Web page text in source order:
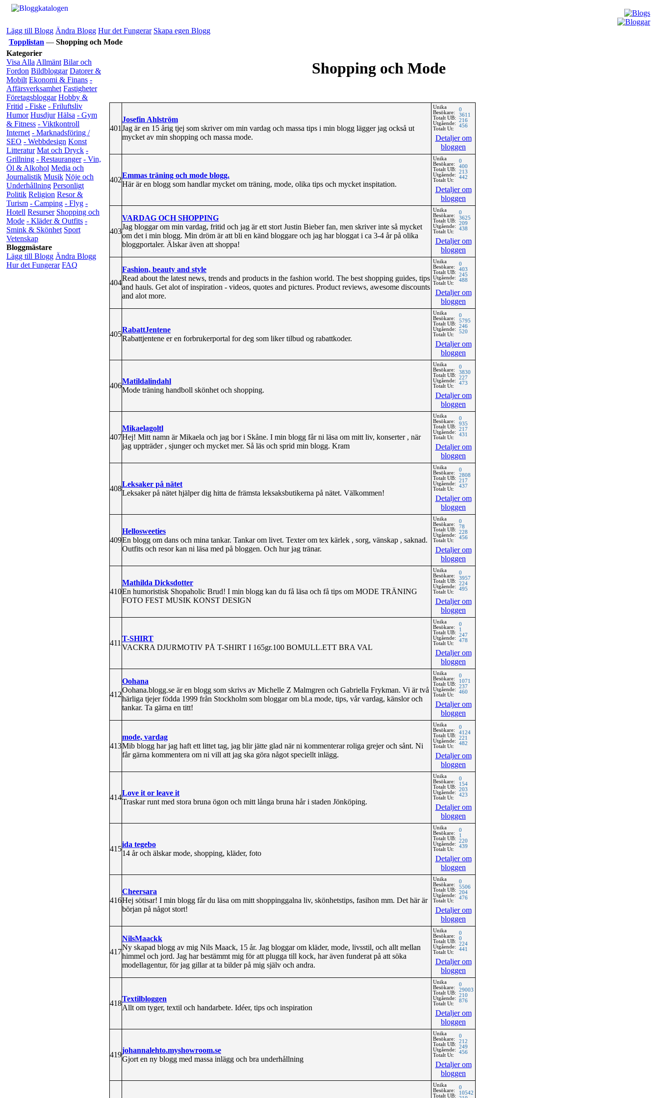
Lägg till Blogg Ändra Blogg Hur det Fungerar Skapa egen Blogg
Topplistan — Shopping och Mode
Kategorier
Visa Alla Allmänt Bilar och
Fordon Bildbloggar Datorer &
Mobilt Ekonomi & Finans -
Affärsverksamhet Fastigheter
Företagsbloggar Hobby &
Fritid - Fiske - Friluftsliv
Humor Husdjur Hälsa - Gym
& Fitness - Viktkontroll
Internet - Marknadsföring /
SEO - Webbdesign Konst
Litteratur Mat och Dryck -
Grillning - Restauranger - Vin,
Öl & Alkohol Media och
Journalistik Musik Nöje och
Underhållning Personligt
Politik Religion Resor &
Turism - Camping - Flyg -
Hotell Resurser Shopping och
Mode - Kläder & Outfits -
Smink & Skönhet Sport
Vetenskap
Bloggmästare
Lägg till Blogg Ändra Blogg
Hur det Fungerar FAQ
Shopping och Mode
401
Josefin Ahlström
Jag är en 15 årig tjej som skriver om min vardag och massa tips i min blogg lägger jag också ut
mycket av min shopping och massa mode.
Unika
Besökare:
Totalt UB:
Utgående:
Totalt Ut:
0
3611
216
456
Detaljer om
bloggen
402
Emmas träning och mode blogg.
Här är en blogg som handlar mycket om träning, mode, olika tips och mycket inspitation.
Unika
Besökare:
Totalt UB:
Utgående:
Totalt Ut:
0
400
213
442
Detaljer om
bloggen
403
VARDAG OCH SHOPPING
Jag bloggar om min vardag, fritid och jag är ett stort Justin Bieber fan, men skriver inte så mycket
om det i min blogg. Min dröm är att bli en känd bloggare och jag har bloggat i ca 3-4 år på olika
bloggportaler. Älskar även att shoppa!
Unika
Besökare:
Totalt UB:
Utgående:
Totalt Ut:
0
3625
209
438
Detaljer om
bloggen
404
Fashion, beauty and style
Read about the latest news, trends and products in the fashion world. The best shopping guides, tips
and hauls. Get alot of inspiration - videos, quotes and pictures. Product reviews, awesome discounts
and alot more.
Unika
Besökare:
Totalt UB:
Utgående:
Totalt Ut:
0
403
245
488
Detaljer om
bloggen
405
RabattJentene
Rabattjentene er en forbrukerportal for deg som liker tilbud og rabattkoder.
Unika
Besökare:
Totalt UB:
Utgående:
Totalt Ut:
0
5795
246
520
Detaljer om
bloggen
406
Matildalindahl
Mode träning handboll skönhet och shopping.
Unika
Besökare:
Totalt UB:
Utgående:
Totalt Ut:
0
3830
227
473
Detaljer om
bloggen
407
Mikaelagoltl
Hej! Mitt namn är Mikaela och jag bor i Skåne. I min blogg får ni läsa om mitt liv, konserter , när
jag uppträder , sjunger och mycket mer. Så läs och sprid min blogg. Kram
Unika
Besökare:
Totalt UB:
Utgående:
Totalt Ut:
0
935
217
431
Detaljer om
bloggen
408
Leksaker på nätet
Leksaker på nätet hjälper dig hitta de främsta leksaksbutikerna på nätet. Välkommen!
Unika
Besökare:
Totalt UB:
Utgående:
Totalt Ut:
0
2808
217
437
Detaljer om
bloggen
409
Hellosweeties
En blogg om dans och mina tankar. Tankar om livet. Texter om tex kärlek , sorg, vänskap , saknad.
Outfits och resor kan ni läsa med på bloggen. Och hur jag tränar.
Unika
Besökare:
Totalt UB:
Utgående:
Totalt Ut:
0
78
228
456
Detaljer om
bloggen
410
Mathilda Dicksdotter
En humoristisk Shopaholic Brud! I min blogg kan du få läsa och få tips om MODE TRÄNING
FOTO FEST MUSIK KONST DESIGN
Unika
Besökare:
Totalt UB:
Utgående:
Totalt Ut:
0
3957
224
495
Detaljer om
bloggen
411
T-SHIRT
VACKRA DJURMOTIV PÅ T-SHIRT I 165gr.100 BOMULL.ETT BRA VAL
Unika
Besökare:
Totalt UB:
Utgående:
Totalt Ut:
0
1
247
478
Detaljer om
bloggen
412
Oohana
Oohana.blogg.se är en blogg som skrivs av Michelle Z Malmgren och Gabriella Frykman. Vi är två
härliga tjejer födda 1999 från Stockholm som bloggar om bl.a mode, tips, vår vardag, känslor och
tankar. Ta gärna en titt!
Unika
Besökare:
Totalt UB:
Utgående:
Totalt Ut:
0
1071
237
460
Detaljer om
bloggen
413
mode, vardag
Mib blogg har jag haft ett littet tag, jag blir jätte glad när ni kommenterar roliga grejer och sånt. Ni
får gärna kommentera om ni vill att jag ska göra något speciellt inlägg.
Unika
Besökare:
Totalt UB:
Utgående:
Totalt Ut:
0
4124
221
482
Detaljer om
bloggen
414
Love it or leave it
Traskar runt med stora bruna ögon och mitt långa bruna hår i staden Jönköping.
Unika
Besökare:
Totalt UB:
Utgående:
Totalt Ut:
0
154
203
423
Detaljer om
bloggen
415
ida tegebo
14 år och älskar mode, shopping, kläder, foto
Unika
Besökare:
Totalt UB:
Utgående:
Totalt Ut:
0
1
220
439
Detaljer om
bloggen
416
Cheersara
Hej sötisar! I min blogg får du läsa om mitt shoppinggalna liv, skönhetstips, fasihon mm. Det här är
början på något stort!
Unika
Besökare:
Totalt UB:
Utgående:
Totalt Ut:
0
5506
204
476
Detaljer om
bloggen
417
NilsMaackk
Ny skapad blogg av mig Nils Maack, 15 år. Jag bloggar om kläder, mode, livsstil, och allt mellan
himmel och jord. Jag har bestämmt mig för att plugga till kock, har även funderat på att söka
modellagentur, för jag gillar at ta bilder på mig själv och andra.
Unika
Besökare:
Totalt UB:
Utgående:
Totalt Ut:
0
0
224
441
Detaljer om
bloggen
418
Textilbloggen
Allt om tyger, textil och handarbete. Idéer, tips och inspiration
Unika
Besökare:
Totalt UB:
Utgående:
Totalt Ut:
0
29003
210
876
Detaljer om
bloggen
419
johannalehto.myshowroom.se
Gjort en ny blogg med massa inlägg och bra underhållning
Unika
Besökare:
Totalt UB:
Utgående:
Totalt Ut:
0
212
249
456
Detaljer om
bloggen
Unika
Besökare:
Totalt UB:
0
10542